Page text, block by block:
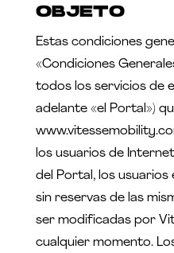
OBJETO
Estas condiciones
«Condiciones
todos los servicios de
adelante «el Portal»)
los usuarios de
del Portal, los usuarios
sin reservas de las
ser modificadas por
cualquier momento.